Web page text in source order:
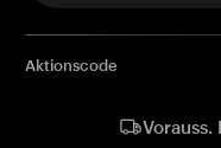
Aktionscode